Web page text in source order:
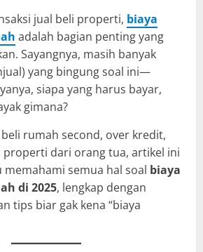
jual beli properti, biaya
adalah bagian penting yang
Sayangnya, masih banyak
yang bingung soal ini—
siapa yang harus bayar,
gimana?
rumah second, over kredit,
dari orang tua, artikel ini
semua hal soal biaya
di 2025, lengkap dengan
tips biar gak kena “biaya